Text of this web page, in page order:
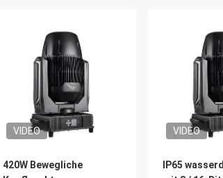
VIDEO
420W Bewegliche
VIDEO
IP65